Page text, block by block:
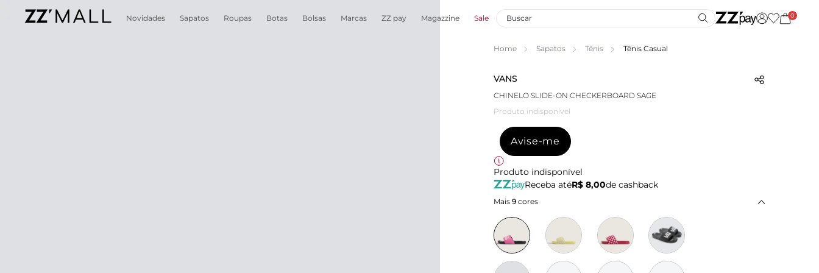
Novidades Sapatos Roupas Botas Bolsas Marcas ZZ pay Magazzine Sale 0
Home Sapatos Tênis Tênis Casual
VANS
CHINELO SLIDE-ON CHECKERBOARD SAGE
Produto indisponível
Avise-me
Produto indisponível
Receba atéR$ 8,00de cashback
Mais 9 cores